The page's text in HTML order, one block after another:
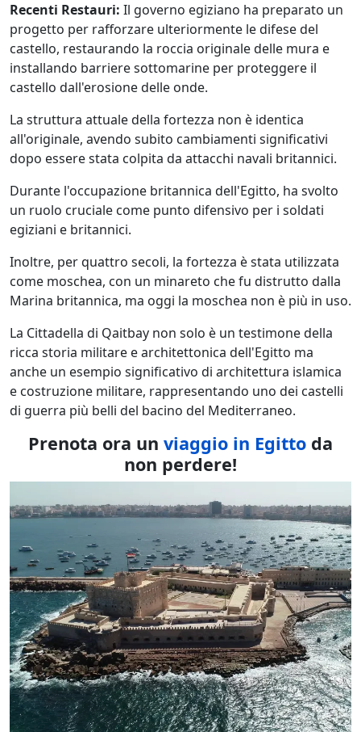
Recenti Restauri: Il governo egiziano ha preparato un
progetto per rafforzare ulteriormente le difese del
castello, restaurando la roccia originale delle mura e
installando barriere sottomarine per proteggere il
castello dall'erosione delle onde.
La struttura attuale della fortezza non è identica
all'originale, avendo subito cambiamenti significativi
dopo essere stata colpita da attacchi navali britannici.
Durante l'occupazione britannica dell'Egitto, ha svolto
un ruolo cruciale come punto difensivo per i soldati
egiziani e britannici.
Inoltre, per quattro secoli, la fortezza è stata utilizzata
come moschea, con un minareto che fu distrutto dalla
Marina britannica, ma oggi la moschea non è più in uso.
La Cittadella di Qaitbay non solo è un testimone della
ricca storia militare e architettonica dell'Egitto ma
anche un esempio significativo di architettura islamica
e costruzione militare, rappresentando uno dei castelli
di guerra più belli del bacino del Mediterraneo.
Prenota ora un viaggio in Egitto da
non perdere!